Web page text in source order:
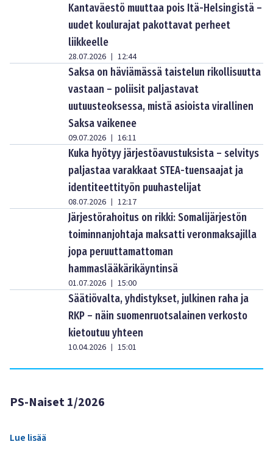
Kantaväestö muuttaa pois Itä-Helsingistä –
uudet koulurajat pakottavat perheet
liikkeelle
28.07.2026 | 12:44
Saksa on häviämässä taistelun rikollisuutta
vastaan – poliisit paljastavat
uutuusteoksessa, mistä asioista virallinen
Saksa vaikenee
09.07.2026 | 16:11
Kuka hyötyy järjestöavustuksista – selvitys
paljastaa varakkaat STEA-tuensaajat ja
identiteettityön puuhastelijat
08.07.2026 | 12:17
Järjestörahoitus on rikki: Somalijärjestön
toiminnanjohtaja maksatti veronmaksajilla
jopa peruuttamattoman
hammaslääkärikäyntinsä
01.07.2026 | 15:00
Säätiövalta, yhdistykset, julkinen raha ja
RKP – näin suomenruotsalainen verkosto
kietoutuu yhteen
10.04.2026 | 15:01
PS-Naiset 1/2026
Lue lisää